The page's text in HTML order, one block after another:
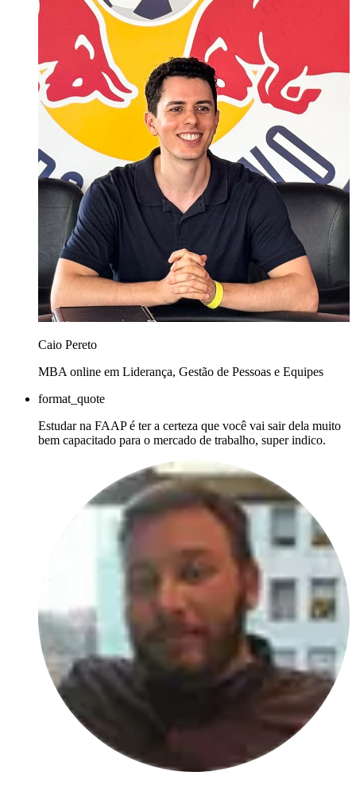
Caio Pereto
MBA online em Liderança, Gestão de Pessoas e Equipes
format_quote
Estudar na FAAP é ter a certeza que você vai sair dela muito
bem capacitado para o mercado de trabalho, super indico.